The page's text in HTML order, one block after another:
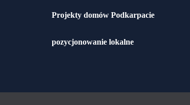
Projekty domów Podkarpacie
pozycjonowanie lokalne
Autor:
12/02/2026